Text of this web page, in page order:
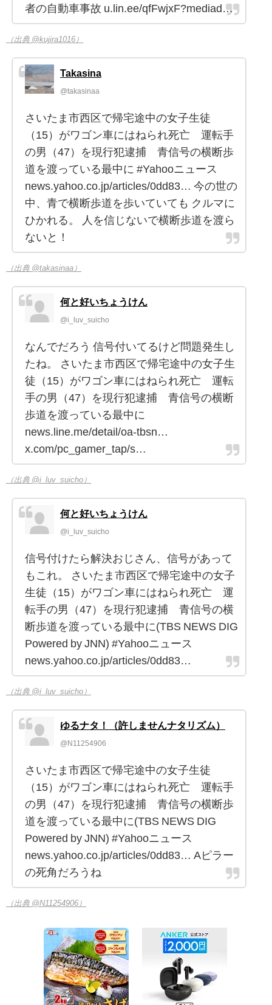
者の自動車事故 u.lin.ee/qfFwjxF?mediad…
（出典 @kujira1016）
Takasina
@takasinaa
さいたま市西区で帰宅途中の女子生徒
（15）がワゴン車にはねられ死亡 運転手
の男（47）を現行犯逮捕 青信号の横断歩
道を渡っている最中に #Yahooニュース
news.yahoo.co.jp/articles/0dd83… 今の世の
中、青で横断歩道を歩いていても クルマに
ひかれる。 人を信じないで横断歩道を渡ら
ないと！
（出典 @takasinaa）
何と好いちょうけん
@i_luv_suicho
なんでだろう 信号付いてるけど問題発生し
たね。 さいたま市西区で帰宅途中の女子生
徒（15）がワゴン車にはねられ死亡 運転
手の男（47）を現行犯逮捕 青信号の横断
歩道を渡っている最中に
news.line.me/detail/oa-tbsn…
x.com/pc_gamer_tap/s…
（出典 @i_luv_suicho）
何と好いちょうけん
@i_luv_suicho
信号付けたら解決おじさん、信号があって
もこれ。 さいたま市西区で帰宅途中の女子
生徒（15）がワゴン車にはねられ死亡 運
転手の男（47）を現行犯逮捕 青信号の横
断歩道を渡っている最中に(TBS NEWS DIG
Powered by JNN) #Yahooニュース
news.yahoo.co.jp/articles/0dd83…
（出典 @i_luv_suicho）
ゆるナタ！（許しませんナタリズム）
@N11254906
さいたま市西区で帰宅途中の女子生徒
（15）がワゴン車にはねられ死亡 運転手
の男（47）を現行犯逮捕 青信号の横断歩
道を渡っている最中に(TBS NEWS DIG
Powered by JNN) #Yahooニュース
news.yahoo.co.jp/articles/0dd83… Aピラー
の死角だろうね
（出典 @N11254906）